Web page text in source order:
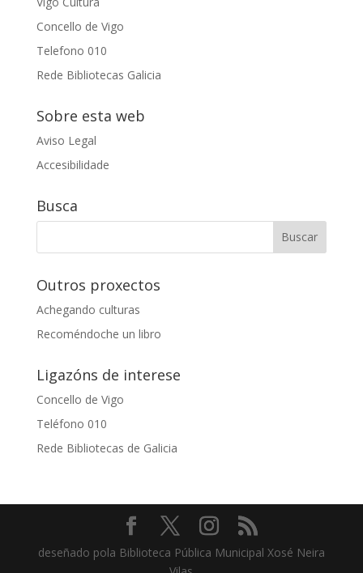
Concello de Vigo
Telefono 010
Rede Bibliotecas Galicia
Sobre esta web
Aviso Legal
Accesibilidade
Busca
Outros proxectos
Achegando culturas
Recoméndoche un libro
Ligazóns de interese
Concello de Vigo
Teléfono 010
Rede Bibliotecas de Galicia
deseñado pola Biblioteca Pública Municipal Xosé Neira